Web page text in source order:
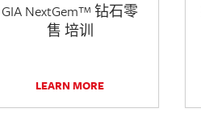
GIA NextGem™ 钻石零
售 培训
LEARN MORE